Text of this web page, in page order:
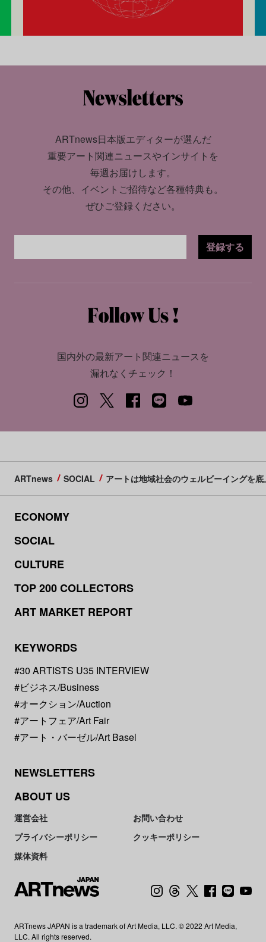
ARTnews日本版エディターが選んだ
重要アート関連ニュースやインサイトを
毎週お届けします。
その他、イベントご招待など各種特典も。
ぜひご登録ください。
登録する
国内外の最新アート関連ニュースを
漏れなくチェック！
ARTnews SOCIAL アートは地域社会のウェルビーイングを
ECONOMY
SOCIAL
CULTURE
TOP 200 COLLECTORS
ART MARKET REPORT
KEYWORDS
#30 ARTISTS U35 INTERVIEW
#ビジネス/Business
#オークション/Auction
#アートフェア/Art Fair
#アート・バーゼル/Art Basel
NEWSLETTERS
ABOUT US
運営会社
お問い合わせ
プライバシーポリシー
クッキーポリシー
媒体資料
ARTnews JAPAN is a trademark of Art Media, LLC. © 2022 Art Media,
LLC. All rights reserved.